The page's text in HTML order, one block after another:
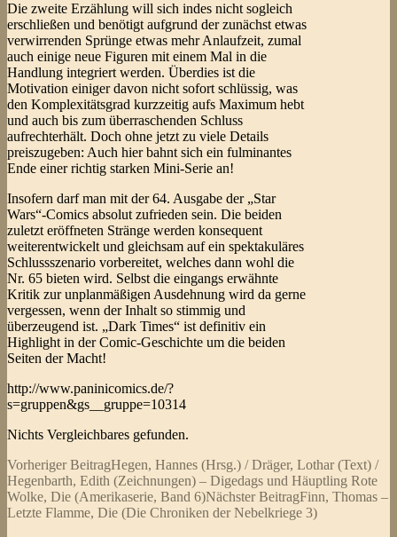
Die zweite Erzählung will sich indes nicht sogleich
erschließen und benötigt aufgrund der zunächst etwas
verwirrenden Sprünge etwas mehr Anlaufzeit, zumal
auch einige neue Figuren mit einem Mal in die
Handlung integriert werden. Überdies ist die
Motivation einiger davon nicht sofort schlüssig, was
den Komplexitätsgrad kurzzeitig aufs Maximum hebt
und auch bis zum überraschenden Schluss
aufrechterhält. Doch ohne jetzt zu viele Details
preiszugeben: Auch hier bahnt sich ein fulminantes
Ende einer richtig starken Mini-Serie an!
Insofern darf man mit der 64. Ausgabe der „Star
Wars“-Comics absolut zufrieden sein. Die beiden
zuletzt eröffneten Stränge werden konsequent
weiterentwickelt und gleichsam auf ein spektakuläres
Schlussszenario vorbereitet, welches dann wohl die
Nr. 65 bieten wird. Selbst die eingangs erwähnte
Kritik zur unplanmäßigen Ausdehnung wird da gerne
vergessen, wenn der Inhalt so stimmig und
überzeugend ist. „Dark Times“ ist definitiv ein
Highlight in der Comic-Geschichte um die beiden
Seiten der Macht!
http://www.paninicomics.de/?
s=gruppen&gs__gruppe=10314
Nichts Vergleichbares gefunden.
Beitragsnavigation
Vorheriger BeitragHegen, Hannes (Hrsg.) / Dräger, Lothar (Text) /
Hegenbarth, Edith (Zeichnungen) – Digedags und Häuptling Rote
Wolke, Die (Amerikaserie, Band 6)Nächster BeitragFinn, Thomas –
Letzte Flamme, Die (Die Chroniken der Nebelkriege 3)